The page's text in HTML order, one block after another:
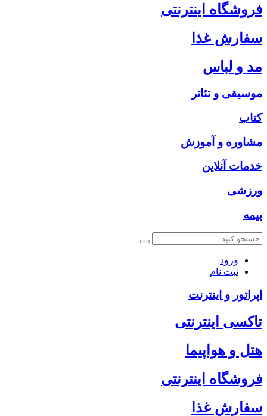
فروشگاه اینترنتی
سفارش غذا
مد و لباس
موسیقی و تئاتر
کتاب
مشاوره و آموزش
خدمات آنلاین
ورزشی
بیمه
ورود
ثبت نام
اپراتور و اینترنت
تاکسی اینترنتی
هتل و هواپیما
فروشگاه اینترنتی
سفارش غذا